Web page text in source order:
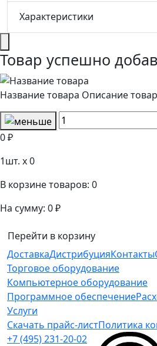
Характеристики
Товар успешно
Название товара Описание
0 ₽
1шт. x0
В корзине товаров: 0
На сумму: 0 ₽
Перейти в корзину
ДоставкаДистрибуцияКонтакты
Торговое оборудование
Компьютерное оборудование
Программное обеспечение
Услуги
Скачать прайс-листПолитика
+7 (495) 231-20-02